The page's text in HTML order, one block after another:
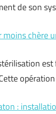
de son
moins chère
: